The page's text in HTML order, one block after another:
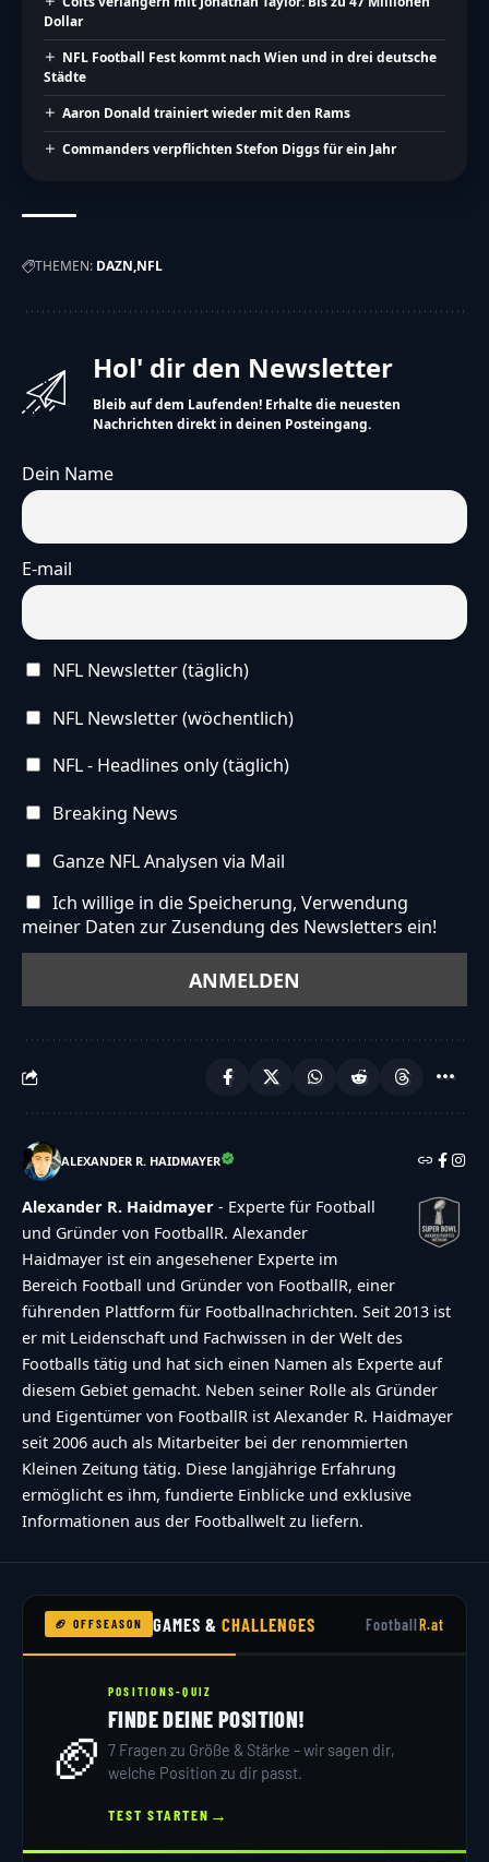
Dollar
NFL Football Fest kommt nach Wien und in drei deutsche
Städte
Aaron Donald trainiert wieder mit den Rams
Commanders verpflichten Stefon Diggs für ein Jahr
THEMEN: DAZN NFL
Hol' dir den Newsletter
Bleib auf dem Laufenden! Erhalte die neuesten
Nachrichten direkt in deinen Posteingang.
Dein Name
E-mail
NFL Newsletter (täglich)
NFL Newsletter (wöchentlich)
NFL - Headlines only (täglich)
Breaking News
Ganze NFL Analysen via Mail
Ich willige in die Speicherung, Verwendung
meiner Daten zur Zusendung des Newsletters ein!
ALEXANDER R. HAIDMAYER
Alexander R. Haidmayer - Experte für Football
und Gründer von FootballR. Alexander
Haidmayer ist ein angesehener Experte im
Bereich Football und Gründer von FootballR, einer
führenden Plattform für Footballnachrichten. Seit 2013 ist
er mit Leidenschaft und Fachwissen in der Welt des
Footballs tätig und hat sich einen Namen als Experte auf
diesem Gebiet gemacht. Neben seiner Rolle als Gründer
und Eigentümer von FootballR ist Alexander R. Haidmayer
seit 2006 auch als Mitarbeiter bei der renommierten
Kleinen Zeitung tätig. Diese langjährige Erfahrung
ermöglicht es ihm, fundierte Einblicke und exklusive
Informationen aus der Footballwelt zu liefern.
🏈 OFFSEASON GAMES &CHALLENGES FootballR.at
🏈
POSITIONS-QUIZ
FINDE DEINE POSITION!
7 Fragen zu Größe & Stärke – wir sagen dir,
welche Position zu dir passt.
TEST STARTEN →